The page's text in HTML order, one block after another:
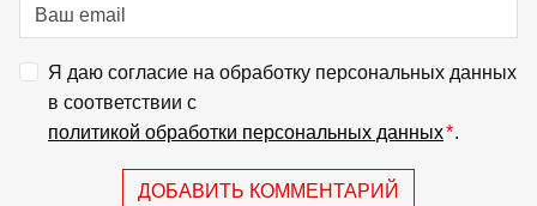
Я даю согласие на обработку персональных данных
в соответствии с
политикой обработки персональных данных*.
ДОБАВИТЬ КОММЕНТАРИЙ